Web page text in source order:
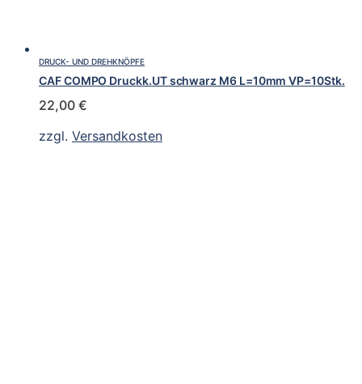
DRUCK- UND DREHKNÖPFE
CAF COMPO Druckk.UT schwarz M6 L=10mm VP=10Stk.
22,00 €
zzgl. Versandkosten